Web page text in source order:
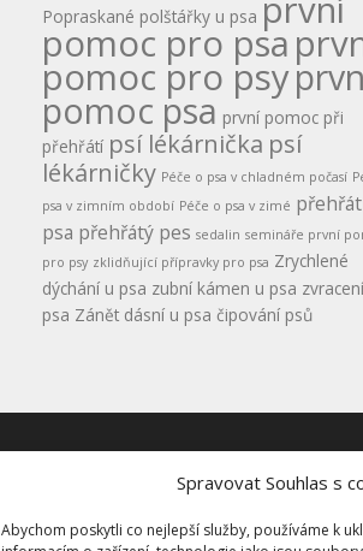
Spravovat Souhlas s
Abychom poskytli co nejlepší služby, používáme k
Popraskané polštářky u psa první
pomoc pro psa
pomoc pro psy
pomoc psa první pomoc při
přehřátí psí lékárnička psí
lékárničky Péče o psa v chladném počasí
psa v zimním období Péče o psa v zimé
psa přehřátý pes sedalin semináře první
pro psy zklidňující přípravky pro psa Zrychlené
dýchání u psa zubní kámen u psa
psa Zánět dásní u psa čipování psů
Obchodní podmínky pro semináře